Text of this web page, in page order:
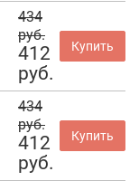
434
руб.
412
руб.
Купить
434
руб.
412
руб.
Купить